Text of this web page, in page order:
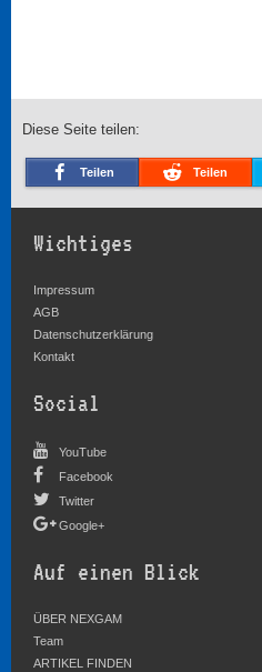
Diese Seite teilen:
Teilen Teilen
Wichtiges
Impressum
AGB
Datenschutzerklärung
Kontakt
Social
YouTube
Facebook
Twitter
Google+
Auf einen Blick
ÜBER NEXGAM
Team
ARTIKEL FINDEN